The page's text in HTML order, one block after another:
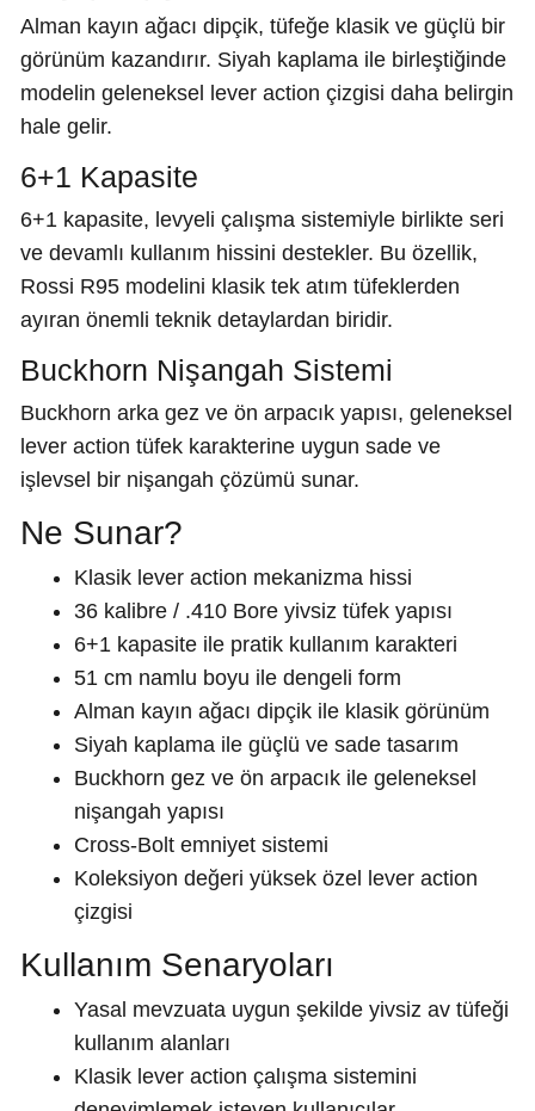
Alman kayın ağacı dipçik, tüfeğe klasik ve güçlü bir
görünüm kazandırır. Siyah kaplama ile birleştiğinde
modelin geleneksel lever action çizgisi daha belirgin
hale gelir.
6+1 Kapasite
6+1 kapasite, levyeli çalışma sistemiyle birlikte seri
ve devamlı kullanım hissini destekler. Bu özellik,
Rossi R95 modelini klasik tek atım tüfeklerden
ayıran önemli teknik detaylardan biridir.
Buckhorn Nişangah Sistemi
Buckhorn arka gez ve ön arpacık yapısı, geleneksel
lever action tüfek karakterine uygun sade ve
işlevsel bir nişangah çözümü sunar.
Ne Sunar?
Klasik lever action mekanizma hissi
36 kalibre / .410 Bore yivsiz tüfek yapısı
6+1 kapasite ile pratik kullanım karakteri
51 cm namlu boyu ile dengeli form
Alman kayın ağacı dipçik ile klasik görünüm
Siyah kaplama ile güçlü ve sade tasarım
Buckhorn gez ve ön arpacık ile geleneksel
nişangah yapısı
Cross-Bolt emniyet sistemi
Koleksiyon değeri yüksek özel lever action
çizgisi
Kullanım Senaryoları
Yasal mevzuata uygun şekilde yivsiz av tüfeği
kullanım alanları
Klasik lever action çalışma sistemini